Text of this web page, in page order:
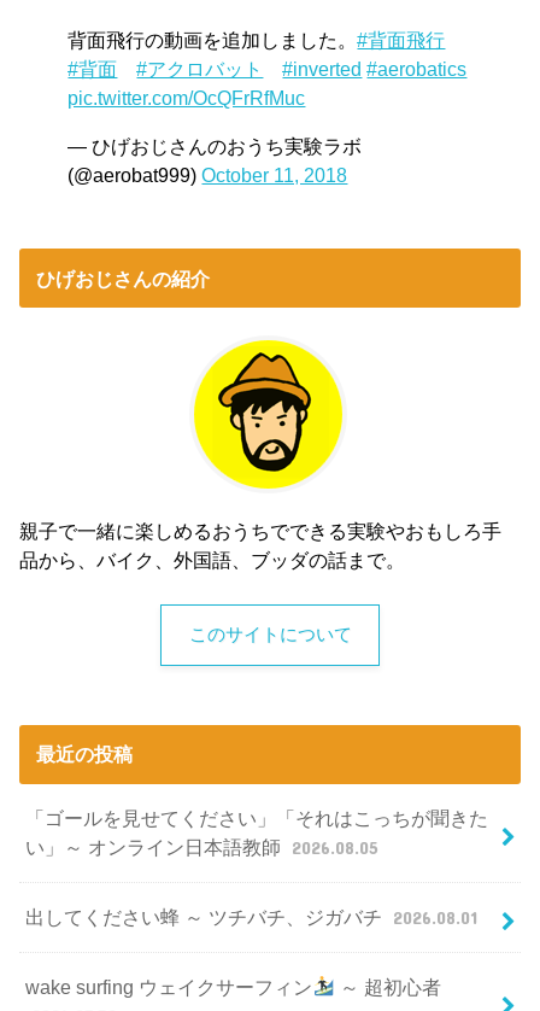
背面飛行の動画を追加しました。#背面飛行
#背面
#アクロバット #inverted #aerobatics
pic.twitter.com/OcQFrRfMuc
— ひげおじさんのおうち実験ラボ
(@aerobat999)October 11, 2018
ひげおじさんの紹介
親子で一緒に楽しめるおうちでできる実験やおもしろ手
品から、バイク、外国語、ブッダの話まで。
このサイトについて
最近の投稿
「ゴールを見せてください」「それはこっちが聞きた
い」～ オンライン日本語教師
2026.08.05
出してください蜂 ～ ツチバチ、ジガバチ 2026.08.01
wake surfing ウェイクサーフィン
～ 超初心者